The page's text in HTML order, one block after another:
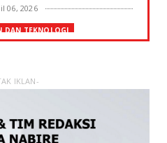
06, 2026
DAN TEKNOLOGI
31, 2026
Prodi Pendidikan
Indones...
IKLAN-